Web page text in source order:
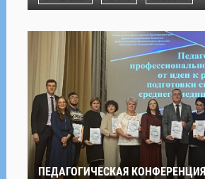
ПЕДАГОГИЧЕСКАЯ